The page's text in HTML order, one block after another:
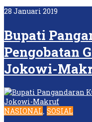
28 Januari 2019
Bupati
Pengobatan
Jokowi-
NASIONAL, SOSIAL